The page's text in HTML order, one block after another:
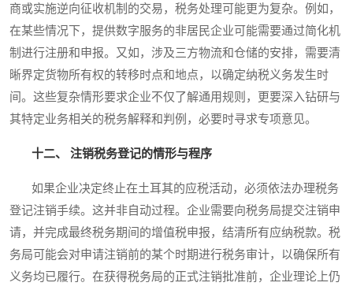
商或实施逆向征收机制的交易，税务处理可能更为复杂。例如，
在某些情况下，提供数字服务的非居民企业可能需要通过简化机
制进行注册和申报。又如，涉及三方物流和仓储的安排，需要清
晰界定货物所有权的转移时点和地点，以确定纳税义务发生时
间。这些复杂情形要求企业不仅了解通用规则，更要深入钻研与
其特定业务相关的税务解释和判例，必要时寻求专项意见。
十二、 注销税务登记的情形与程序
如果企业决定终止在土耳其的应税活动，必须依法办理税务
登记注销手续。这并非自动过程。企业需要向税务局提交注销申
请，并完成最终税务期间的增值税申报，结清所有应纳税款。税
务局可能会对申请注销前的某个时期进行税务审计，以确保所有
义务均已履行。在获得税务局的正式注销批准前，企业理论上仍